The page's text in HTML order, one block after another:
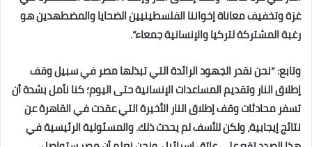
غزة وتخفيف معاناة إخواننا الفلسطينيين الضحايا والمضطهدين هو
رغبة المشتركة لتركيا والإنسانية جمعاء”.
وتابع: “نحن نقدر الجهود الرائدة التي تبذلها مصر في سبيل وقف
إطلاق النار وتقديم المساعدات الإنسانية حتى اليوم؛ كنا نأمل ‏بشدة أن
تسفر محادثات وقف إطلاق النار الأخيرة التي عقدت في القاهرة عن
نتائج إيجابية، ولكن للأسف لم يحدث ذلك. ‏والمسئولية الرئيسية في